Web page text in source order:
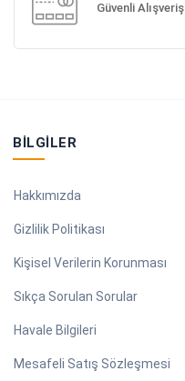
Güvenli Alışveriş
BILGILER
Hakkımızda
Gizlilik Politikası
Kişisel Verilerin Korunması
Sıkça Sorulan Sorular
Havale Bilgileri
Mesafeli Satış Sözleşmesi